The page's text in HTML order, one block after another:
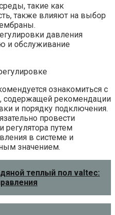
такие как
также влияют на выбор
давления
и обслуживание
ознакомиться с
содержащей рекомендации
и порядку подключения.
провести
регулятора путем
в системе и
значением.
теплый пол valtec: